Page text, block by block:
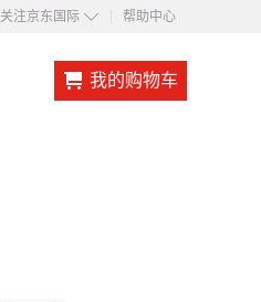
关注京东国际 ◇ 帮助中心
我的购物车